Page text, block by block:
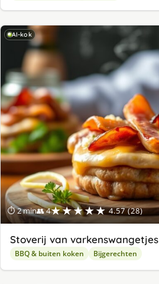
AI-kok
⏱ 2 min👥 4★★★★★ 4.57 (28)
Stoverij van varkenswangetjes
BBQ & buiten koken Bijgerechten